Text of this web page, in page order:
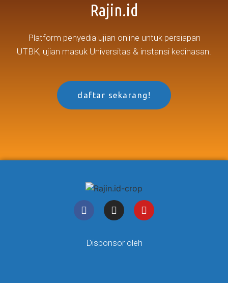
Rajin.id
Platform penyedia ujian online untuk persiapan
UTBK, ujian masuk Universitas & instansi kedinasan.
daftar sekarang!
Disponsor oleh